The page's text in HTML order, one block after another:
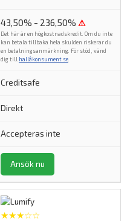
43,50% - 236,50% ⚠
Det här är en högkostnadskredit. Om du inte
kan betala tillbaka hela skulden riskerar du
en betalningsanmärkning. För stöd, vänd
dig till hallåkonsument.se
Creditsafe
Direkt
Accepteras inte
Ansök nu
★★★☆☆